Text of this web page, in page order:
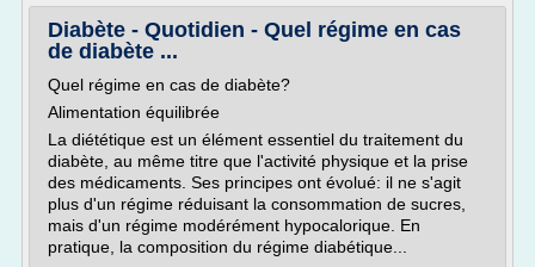
Diabète - Quotidien - Quel régime en cas
de diabète ...
Quel régime en cas de diabète?
Alimentation équilibrée
La diététique est un élément essentiel du traitement du
diabète, au même titre que l'activité physique et la prise
des médicaments. Ses principes ont évolué: il ne s'agit
plus d'un régime réduisant la consommation de sucres,
mais d'un régime modérément hypocalorique. En
pratique, la composition du régime diabétique...